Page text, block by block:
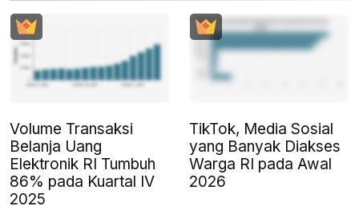
Volume Transaksi
Belanja Uang
Elektronik RI Tumbuh
86% pada Kuartal IV
2025
TikTok, Media Sosial
yang Banyak Diakses
Warga RI pada Awal
2026